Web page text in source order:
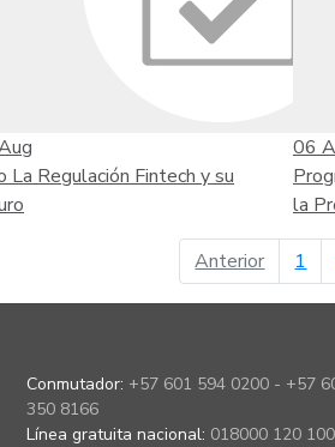
La Regulación Fintech y su
06
la
Anteriorpágina
1
Conmutador: +57 601 594 0200 - +57
350 8166
Línea gratuita nacional: 018000 120 100